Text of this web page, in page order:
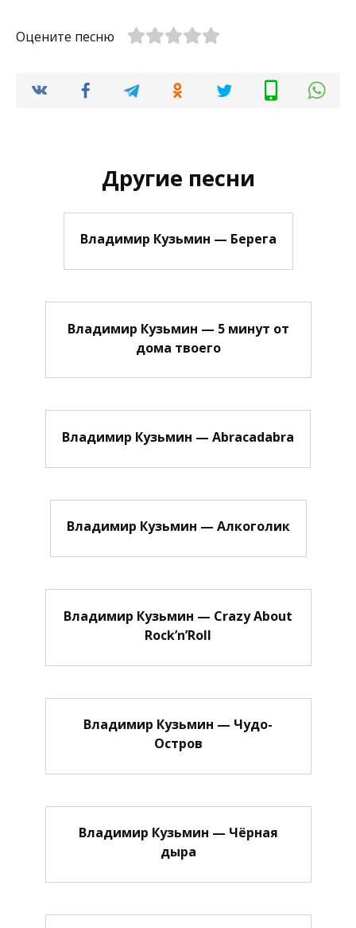
Оцените песню
Другие песни
Владимир Кузьмин — Берега
Владимир Кузьмин — 5 минут от
дома твоего
Владимир Кузьмин — Abracadabra
Владимир Кузьмин — Алкоголик
Владимир Кузьмин — Crazy About
Rock’n’Roll
Владимир Кузьмин — Чудо-
Остров
Владимир Кузьмин — Чёрная
дыра